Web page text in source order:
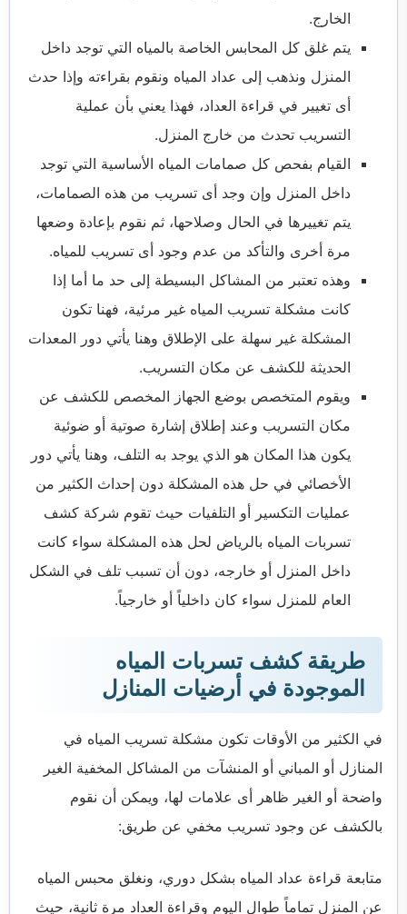
الخارج.
يتم غلق كل المحابس الخاصة بالمياه التي توجد داخل
المنزل ونذهب إلى عداد المياه ونقوم بقراءته وإذا حدث
أى تغيير في قراءة العداد، فهذا يعني بأن عملية
التسريب تحدث من خارج المنزل.
القيام بفحص كل صمامات المياه الأساسية التي توجد
داخل المنزل وإن وجد أى تسريب من هذه الصمامات،
يتم تغييرها في الحال وصلاحها، ثم نقوم بإعادة وضعها
مرة أخرى والتأكد من عدم وجود أى تسريب للمياه.
وهذه تعتبر من المشاكل البسيطة إلى حد ما أما إذا
كانت مشكلة تسريب المياه غير مرئية، فهنا تكون
المشكلة غير سهلة على الإطلاق وهنا يأتي دور المعدات
الحديثة للكشف عن مكان التسريب.
ويقوم المتخصص بوضع الجهاز المخصص للكشف عن
مكان التسريب وعند إطلاق إشارة صوتية أو ضوئية
يكون هذا المكان هو الذي يوجد به التلف، وهنا يأتي دور
الأخصائي في حل هذه المشكلة دون إحداث الكثير من
عمليات التكسير أو التلفيات حيث تقوم شركة كشف
تسربات المياه بالرياض لحل هذه المشكلة سواء كانت
داخل المنزل أو خارجه، دون أن تسبب تلف في الشكل
العام للمنزل سواء كان داخلياً أو خارجياً.
طريقة كشف تسربات المياه
الموجودة في أرضيات المنازل
في الكثير من الأوقات تكون مشكلة تسريب المياه في
المنازل أو المباني أو المنشآت من المشاكل المخفية الغير
واضحة أو الغير ظاهر أى علامات لها، ويمكن أن نقوم
بالكشف عن وجود تسريب مخفي عن طريق:
متابعة قراءة عداد المياه بشكل دوري، ونغلق محبس المياه
عن المنزل تماماً طوال اليوم وقراءة العداد مرة ثانية، حيث